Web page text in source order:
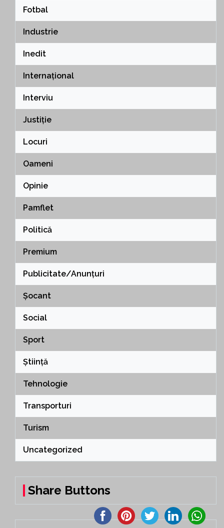
Fotbal
Industrie
Inedit
Internațional
Interviu
Justiție
Locuri
Oameni
Opinie
Pamflet
Politică
Premium
Publicitate/Anunțuri
Șocant
Social
Sport
Știință
Tehnologie
Transporturi
Turism
Uncategorized
Share Buttons